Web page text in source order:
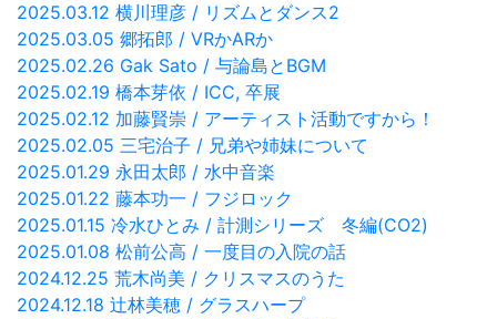
2025.03.12 横川理彦 / リズムとダンス2
2025.03.05 郷拓郎 / VRかARか
2025.02.26 Gak Sato / 与論島とBGM
2025.02.19 橋本芽依 / ICC, 卒展
2025.02.12 加藤賢崇 / アーティスト活動ですから！
2025.02.05 三宅治子 / 兄弟や姉妹について
2025.01.29 永田太郎 / 水中音楽
2025.01.22 藤本功一 / フジロック
2025.01.15 冷水ひとみ / 計測シリーズ 冬編(CO2)
2025.01.08 松前公高 / 一度目の入院の話
2024.12.25 荒木尚美 / クリスマスのうた
2024.12.18 辻林美穂 / グラスハープ